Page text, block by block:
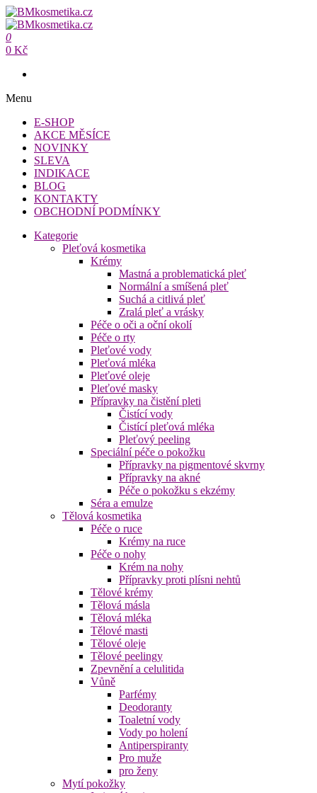
Přeskočit
na
obsah
BMkosmetika.cz
BMkosmetika.cz
0
0 Kč
Menu
E-SHOP
AKCE MĚSÍCE
NOVINKY
SLEVA
INDIKACE
BLOG
KONTAKTY
OBCHODNÍ PODMÍNKY
Kategorie
Pleťová kosmetika
Krémy
Mastná a problematická pleť
Normální a smíšená pleť
Suchá a citlivá pleť
Zralá pleť a vrásky
Péče o oči a oční okolí
Péče o rty
Pleťové vody
Pleťová mléka
Pleťové oleje
Pleťové masky
Přípravky na čistění pleti
Čistící vody
Čistící pleťová mléka
Pleťový peeling
Speciální péče o pokožku
Přípravky na pigmentové skvrny
Přípravky na akné
Péče o pokožku s ekzémy
Séra a emulze
Tělová kosmetika
Péče o ruce
Krémy na ruce
Péče o nohy
Krém na nohy
Přípravky proti plísni nehtů
Tělové krémy
Tělová másla
Tělová mléka
Tělové masti
Tělové oleje
Tělové peelingy
Zpevnění a celulitida
Vůně
Parfémy
Deodoranty
Toaletní vody
Vody po holení
Antiperspiranty
Pro muže
pro ženy
Mytí pokožky